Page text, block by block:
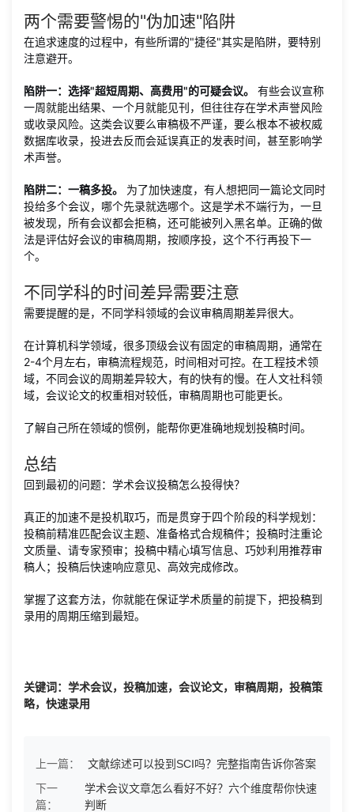
两个需要警惕的"伪加速"陷阱
在追求速度的过程中，有些所谓的"捷径"其实是陷阱，要特别
注意避开。
陷阱一：选择"超短周期、高费用"的可疑会议。
有些会议宣称
一周就能出结果、一个月就能见刊，但往往存在学术声誉风险
或收录风险。这类会议要么审稿极不严谨，要么根本不被权威
数据库收录，投进去反而会延误真正的发表时间，甚至影响学
术声誉。
陷阱二：一稿多投。
为了加快速度，有人想把同一篇论文同时
投给多个会议，哪个先录就选哪个。这是学术不端行为，一旦
被发现，所有会议都会拒稿，还可能被列入黑名单。正确的做
法是评估好会议的审稿周期，按顺序投，这个不行再投下一
个。
不同学科的时间差异需要注意
需要提醒的是，不同学科领域的会议审稿周期差异很大。
在计算机科学领域，很多顶级会议有固定的审稿周期，通常在
2-4个月左右，审稿流程规范，时间相对可控。在工程技术领
域，不同会议的周期差异较大，有的快有的慢。在人文社科领
域，会议论文的权重相对较低，审稿周期也可能更长。
了解自己所在领域的惯例，能帮你更准确地规划投稿时间。
总结
回到最初的问题：学术会议投稿怎么投得快？
真正的加速不是投机取巧，而是贯穿于四个阶段的科学规划：
投稿前精准匹配会议主题、准备格式合规稿件；投稿时注重论
文质量、请专家预审；投稿中精心填写信息、巧妙利用推荐审
稿人；投稿后快速响应意见、高效完成修改。
掌握了这套方法，你就能在保证学术质量的前提下，把投稿到
录用的周期压缩到最短。
关键词：学术会议，投稿加速，会议论文，审稿周期，投稿策
略，快速录用
上一篇：
文献综述可以投到SCI吗？完整指南告诉你答案
下一
篇：
学术会议文章怎么看好不好？六个维度帮你快速
判断